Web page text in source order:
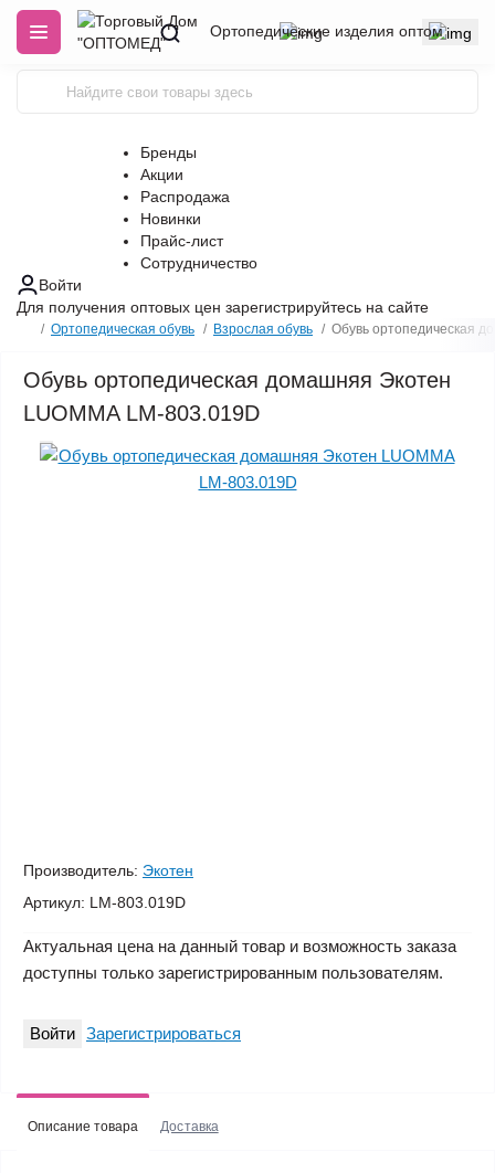
Ортопедические изделия оптом
Бренды
Акции
Распродажа
Новинки
Прайс-лист
Сотрудничество
Войти
Для получения оптовых цен зарегистрируйтесь на сайте
Ортопедическая обувь Взрослая обувь Обувь ортопедическая
Обувь ортопедическая домашняя Экотен
LUOMMA LM-803.019D
Производитель: Экотен
Артикул: LM-803.019D
Актуальная цена на данный товар и возможность заказа
доступны только зарегистрированным пользователям.
Войти Зарегистрироваться
Описание товара Доставка